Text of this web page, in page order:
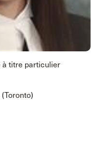
à titre particulier